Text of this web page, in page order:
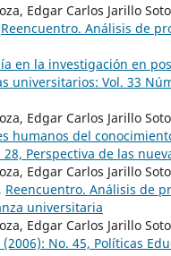
Edgar Carlos Jarillo
Reencuentro. Análisis de
en la investigación en
universitarios: Vol. 33
Edgar Carlos Jarillo
humanos del
Perspectiva de las
Edgar Carlos Jarillo
, Reencuentro. Análisis de
universitaria
Edgar Carlos Jarillo
No. 45, Políticas